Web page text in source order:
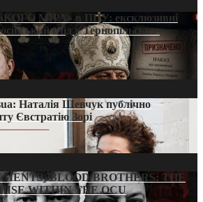
МІРА» в ПЦУ: ексклюзивні
слід у Тернопільсько-
Наталія Шевчук публічно
Євстратію Зорі
BLOOD BROTHERS: THE
WITHIN THE OCU